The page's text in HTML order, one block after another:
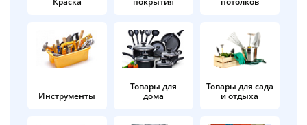
Инструменты
Товары для
дома
Товары для сада
и отдыха
в корзину
Оплачивайте сегодня только
25% картой любого банка